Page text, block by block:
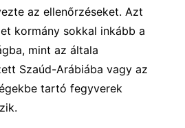
az ellenőrzéseket. Azt
kormány sokkal inkább a
mint az általa
Szaúd-Arábiába vagy az
tartó fegyverek